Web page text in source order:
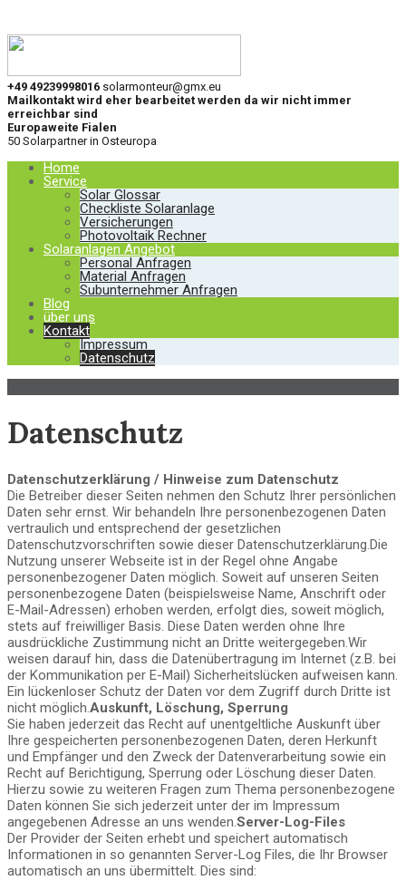
+49 49239998016 solarmonteur@gmx.eu
Mailkontakt wird eher bearbeitet werden da wir nicht immer
erreichbar sind
Europaweite Fialen
50 Solarpartner in Osteuropa
Home
Service
Solar Glossar
Checkliste Solaranlage
Versicherungen
Photovoltaik Rechner
Solaranlagen Angebot
Personal Anfragen
Material Anfragen
Subunternehmer Anfragen
Blog
über uns
Kontakt
Impressum
Datenschutz
Datenschutz
Datenschutzerklärung / Hinweise zum Datenschutz
Die Betreiber dieser Seiten nehmen den Schutz Ihrer persönlichen
Daten sehr ernst. Wir behandeln Ihre personenbezogenen Daten
vertraulich und entsprechend der gesetzlichen
Datenschutzvorschriften sowie dieser Datenschutzerklärung.Die
Nutzung unserer Webseite ist in der Regel ohne Angabe
personenbezogener Daten möglich. Soweit auf unseren Seiten
personenbezogene Daten (beispielsweise Name, Anschrift oder
E-Mail-Adressen) erhoben werden, erfolgt dies, soweit möglich,
stets auf freiwilliger Basis. Diese Daten werden ohne Ihre
ausdrückliche Zustimmung nicht an Dritte weitergegeben.Wir
weisen darauf hin, dass die Datenübertragung im Internet (z.B. bei
der Kommunikation per E-Mail) Sicherheitslücken aufweisen kann.
Ein lückenloser Schutz der Daten vor dem Zugriff durch Dritte ist
nicht möglich.Auskunft, Löschung, Sperrung
Sie haben jederzeit das Recht auf unentgeltliche Auskunft über
Ihre gespeicherten personenbezogenen Daten, deren Herkunft
und Empfänger und den Zweck der Datenverarbeitung sowie ein
Recht auf Berichtigung, Sperrung oder Löschung dieser Daten.
Hierzu sowie zu weiteren Fragen zum Thema personenbezogene
Daten können Sie sich jederzeit unter der im Impressum
angegebenen Adresse an uns wenden.Server-Log-Files
Der Provider der Seiten erhebt und speichert automatisch
Informationen in so genannten Server-Log Files, die Ihr Browser
automatisch an uns übermittelt. Dies sind: